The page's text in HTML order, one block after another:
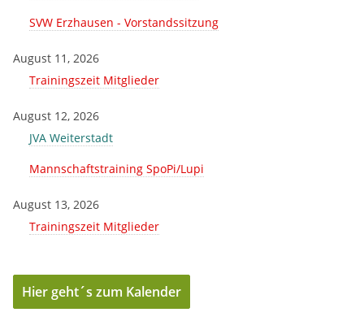
SVW Erzhausen - Vorstandssitzung
August 11, 2026
Trainingszeit Mitglieder
August 12, 2026
JVA Weiterstadt
Mannschaftstraining SpoPi/Lupi
August 13, 2026
Trainingszeit Mitglieder
Hier geht´s zum Kalender